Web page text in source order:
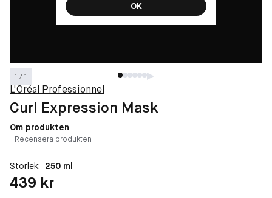
1 / 1
OK
L'Oréal Professionnel
Curl Expression Mask
Om produkten
Recensera produkten
Storlek: 250 ml
Pris: 439 kr
439 kr